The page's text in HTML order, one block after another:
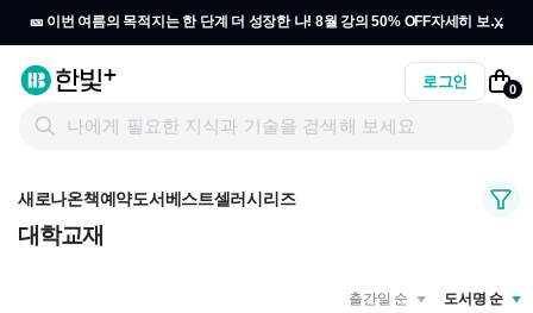
🎫 이번 여름의 목적지는 한 단계 더 성장한 나! 8월 강의 50% OFF자세히 보기
x
로그인 0
새로나온책예약도서베스트셀러시리즈
대학교재
도서명 순
출간일 순